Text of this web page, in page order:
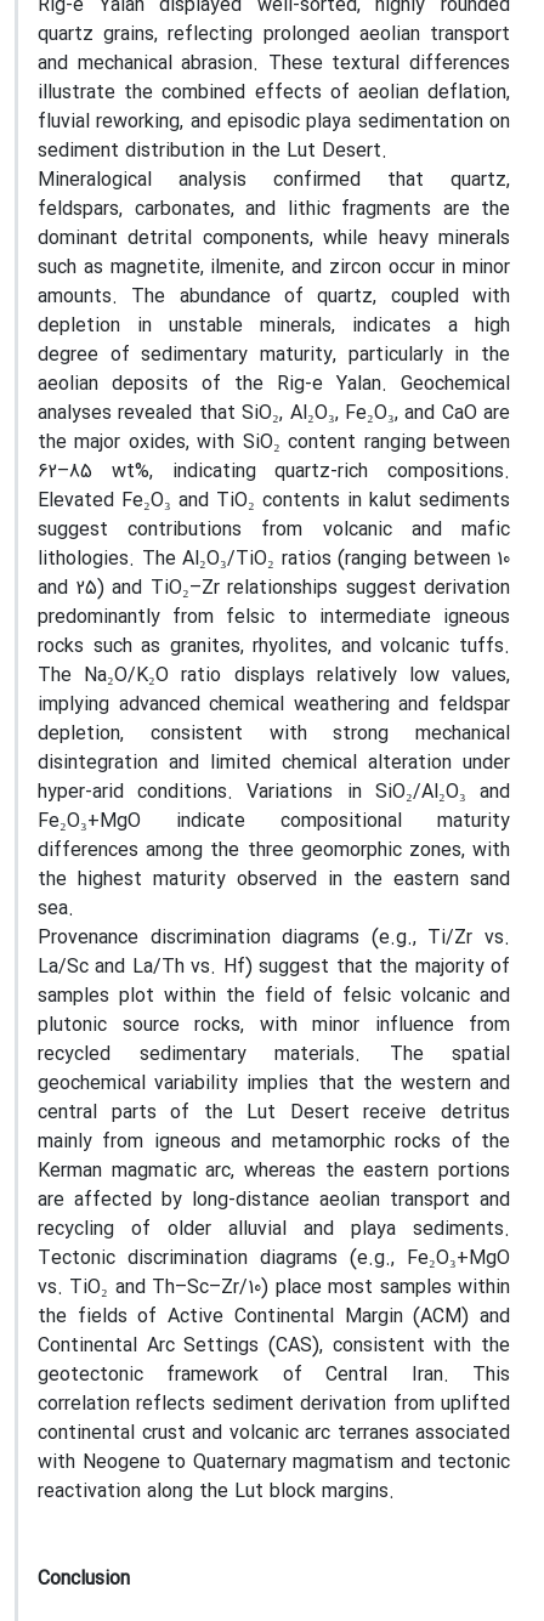
quartz grains, reflecting prolonged aeolian transport
and mechanical abrasion. These textural differences
illustrate the combined effects of aeolian deflation,
fluvial reworking, and episodic playa sedimentation on
sediment distribution in the Lut Desert.
Mineralogical analysis confirmed that quartz,
feldspars, carbonates, and lithic fragments are the
dominant detrital components, while heavy minerals
such as magnetite, ilmenite, and zircon occur in minor
amounts. The abundance of quartz, coupled with
depletion in unstable minerals, indicates a high
degree of sedimentary maturity, particularly in the
aeolian deposits of the Rig-e Yalan. Geochemical
analyses revealed that SiO₂, Al₂O₃, Fe₂O₃, and CaO are
the major oxides, with SiO₂ content ranging between
62–85 wt%, indicating quartz-rich compositions.
Elevated Fe₂O₃ and TiO₂ contents in kalut sediments
suggest contributions from volcanic and mafic
lithologies. The Al₂O₃/TiO₂ ratios (ranging between 10
and 25) and TiO₂–Zr relationships suggest derivation
predominantly from felsic to intermediate igneous
rocks such as granites, rhyolites, and volcanic tuffs.
The Na₂O/K₂O ratio displays relatively low values,
implying advanced chemical weathering and feldspar
depletion, consistent with strong mechanical
disintegration and limited chemical alteration under
hyper-arid conditions. Variations in SiO₂/Al₂O₃ and
Fe₂O₃+MgO indicate compositional maturity
differences among the three geomorphic zones, with
the highest maturity observed in the eastern sand
sea.
Provenance discrimination diagrams (e.g., Ti/Zr vs.
La/Sc and La/Th vs. Hf) suggest that the majority of
samples plot within the field of felsic volcanic and
plutonic source rocks, with minor influence from
recycled sedimentary materials. The spatial
geochemical variability implies that the western and
central parts of the Lut Desert receive detritus
mainly from igneous and metamorphic rocks of the
Kerman magmatic arc, whereas the eastern portions
are affected by long-distance aeolian transport and
recycling of older alluvial and playa sediments.
Tectonic discrimination diagrams (e.g., Fe₂O₃+MgO
vs. TiO₂ and Th–Sc–Zr/10) place most samples within
the fields of Active Continental Margin (ACM) and
Continental Arc Settings (CAS), consistent with the
geotectonic framework of Central Iran. This
correlation reflects sediment derivation from uplifted
continental crust and volcanic arc terranes associated
with Neogene to Quaternary magmatism and tectonic
reactivation along the Lut block margins.
Conclusion